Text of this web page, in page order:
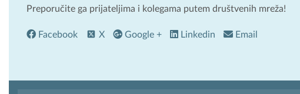
Preporučite ga prijateljima i kolegama putem društvenih mreža!
Facebook X Google + Linkedin Email